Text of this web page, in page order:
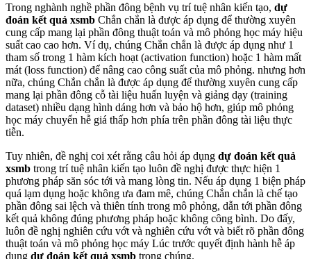
Trong nghành nghề phần đông bệnh vụ trí tuệ nhân kiến tạo, dự
đoán kết quả xsmb Chắn chắn là được áp dụng để thường xuyên
cung cấp mang lại phần đông thuật toán và mô phỏng học máy hiệu
suất cao cao hơn. Ví dụ, chúng Chắn chắn là được áp dụng như 1
tham số trong 1 hàm kích hoạt (activation function) hoặc 1 hàm mất
mát (loss function) để nâng cao công suất của mô phỏng. nhưng hơn
nữa, chúng Chắn chắn là được áp dụng để thường xuyên cung cấp
mang lại phần đông cỗ tài liệu huấn luyện và giảng dạy (training
dataset) nhiều dạng hình dáng hơn và bảo hộ hơn, giúp mô phỏng
học máy chuyển hễ giá thấp hơn phía trên phần đông tài liệu thực
tiễn.
Tuy nhiên, đề nghị coi xét rằng câu hỏi áp dụng dự đoán kết quả
xsmb trong trí tuệ nhân kiến tạo luôn đề nghị được thực hiện 1
phương pháp săn sóc tới và mang lòng tin. Nếu áp dụng 1 biện pháp
quá lạm dụng hoặc không ưa đam mê, chúng Chắn chắn là chế tạo
phần đông sai lệch và thiên tính trong mô phỏng, dẫn tới phần đông
kết quả không đúng phương pháp hoặc không công bình. Do đấy,
luôn đề nghị nghiên cứu vớt và nghiên cứu vớt và biết rõ phần đông
thuật toán và mô phỏng học máy Lúc trước quyết định hành hễ áp
dụng dự đoán kết quả xsmb trong chúng.